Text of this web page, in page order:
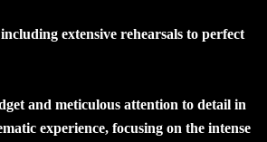
extensive rehearsals to perfect
and meticulous attention to detail in
experience, focusing on the intense